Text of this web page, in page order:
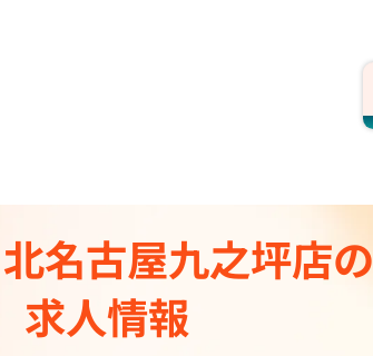
北名古屋九之坪店の
求人情報